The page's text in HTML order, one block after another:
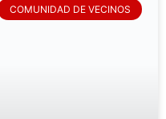
COMUNIDAD DE VECINOS